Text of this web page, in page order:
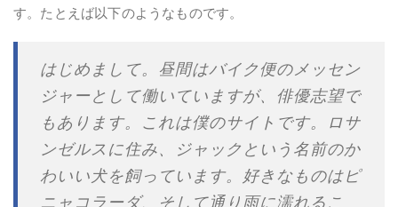
す。たとえば以下のようなものです。
はじめまして。昼間はバイク便のメッセン
ジャーとして働いていますが、俳優志望で
もあります。これは僕のサイトです。ロサ
ンゼルスに住み、ジャックという名前のか
わいい犬を飼っています。好きなものはピ
ニャコラーダ、そして通り雨に濡れるこ